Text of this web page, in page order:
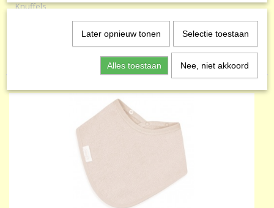
Knuffels
T-shirtjes Muts Romper
Later opnieuw tonen Selectie toestaan
Alles toestaan Nee, niet akkoord